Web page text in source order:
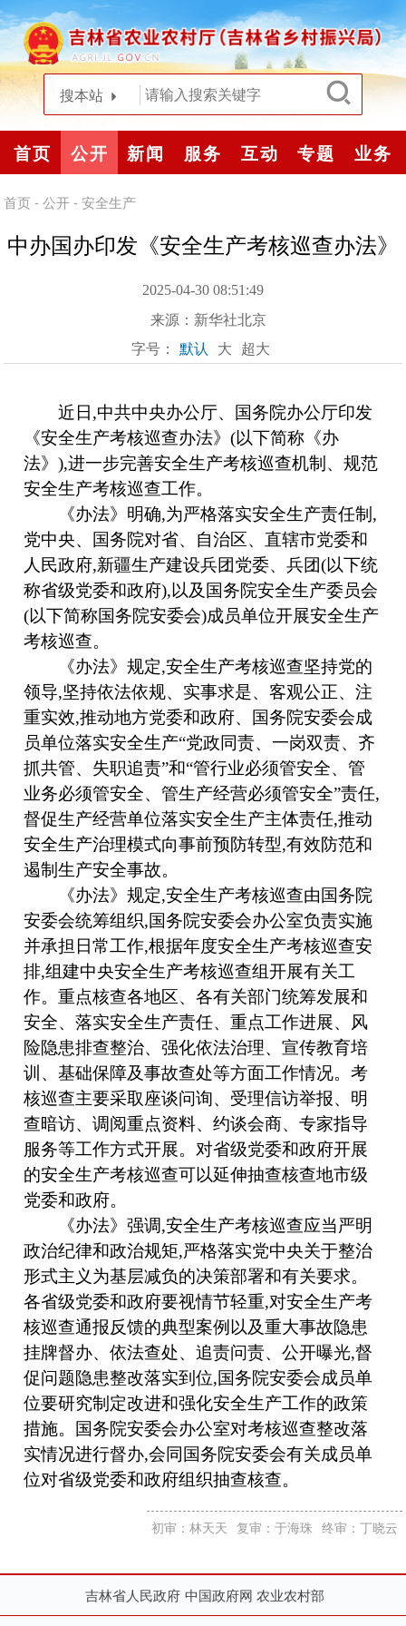
搜本站
首页 公开 新闻 服务 互动 专题 业务
首页 -公开- 安全生产
中办国办印发《安全生产考核巡查办法》
2025-04-30 08:51:49
来源： 新华社北京
字号： 默认 大 超大
近日,中共中央办公厅、国务院办公厅印发
《安全生产考核巡查办法》(以下简称《办
法》),进一步完善安全生产考核巡查机制、规范
安全生产考核巡查工作。
《办法》明确,为严格落实安全生产责任制,
党中央、国务院对省、自治区、直辖市党委和
人民政府,新疆生产建设兵团党委、兵团(以下统
称省级党委和政府),以及国务院安全生产委员会
(以下简称国务院安委会)成员单位开展安全生产
考核巡查。
《办法》规定,安全生产考核巡查坚持党的
领导,坚持依法依规、实事求是、客观公正、注
重实效,推动地方党委和政府、国务院安委会成
员单位落实安全生产“党政同责、一岗双责、齐
抓共管、失职追责”和“管行业必须管安全、管
业务必须管安全、管生产经营必须管安全”责任,
督促生产经营单位落实安全生产主体责任,推动
安全生产治理模式向事前预防转型,有效防范和
遏制生产安全事故。
《办法》规定,安全生产考核巡查由国务院
安委会统筹组织,国务院安委会办公室负责实施
并承担日常工作,根据年度安全生产考核巡查安
排,组建中央安全生产考核巡查组开展有关工
作。重点核查各地区、各有关部门统筹发展和
安全、落实安全生产责任、重点工作进展、风
险隐患排查整治、强化依法治理、宣传教育培
训、基础保障及事故查处等方面工作情况。考
核巡查主要采取座谈问询、受理信访举报、明
查暗访、调阅重点资料、约谈会商、专家指导
服务等工作方式开展。对省级党委和政府开展
的安全生产考核巡查可以延伸抽查核查地市级
党委和政府。
《办法》强调,安全生产考核巡查应当严明
政治纪律和政治规矩,严格落实党中央关于整治
形式主义为基层减负的决策部署和有关要求。
各省级党委和政府要视情节轻重,对安全生产考
核巡查通报反馈的典型案例以及重大事故隐患
挂牌督办、依法查处、追责问责、公开曝光,督
促问题隐患整改落实到位,国务院安委会成员单
位要研究制定改进和强化安全生产工作的政策
措施。国务院安委会办公室对考核巡查整改落
实情况进行督办,会同国务院安委会有关成员单
位对省级党委和政府组织抽查核查。
初审：林天天 复审：于海珠 终审：丁晓云
吉林省人民政府 中国政府网 农业农村部